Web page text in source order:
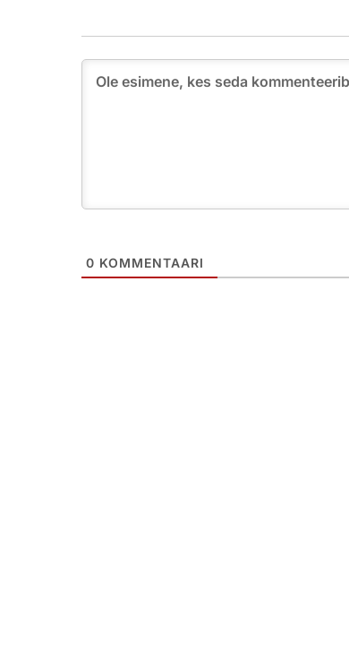
0 KOMMENTAARI